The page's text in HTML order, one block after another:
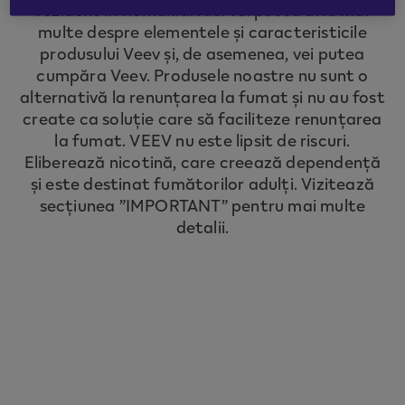
to redirect you to the country you are
located in.
CONTINUE
rezident în România. Aici vei putea afla mai
multe despre elementele și caracteristicile
produsului Veev și, de asemenea, vei putea
cumpăra Veev. Produsele noastre nu sunt o
alternativă la renunțarea la fumat și nu au fost
create ca soluție care să faciliteze renunțarea
la fumat. VEEV nu este lipsit de riscuri.
Eliberează nicotină, care creează dependență
și este destinat fumătorilor adulți. Vizitează
secțiunea ”IMPORTANT” pentru mai multe
detalii.